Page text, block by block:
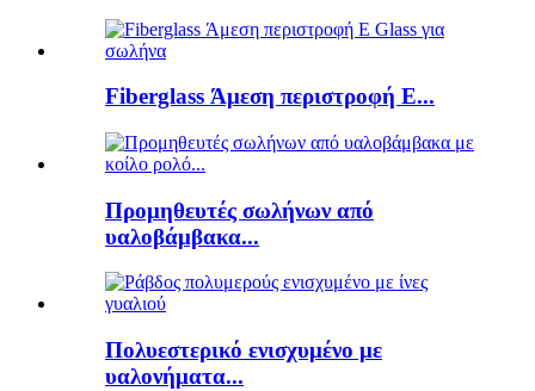
Fiberglass Άμεση περιστροφή E...
Προμηθευτές σωλήνων από
υαλοβάμβακα...
Πολυεστερικό ενισχυμένο με
υαλονήματα...